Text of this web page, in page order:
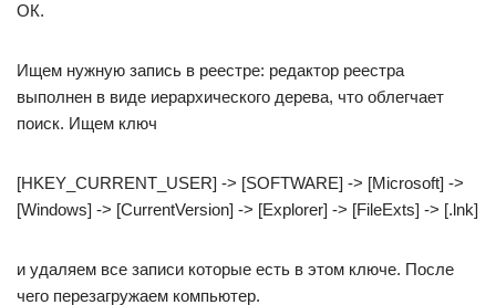
ОК.
Ищем нужную запись в реестре: редактор реестра
выполнен в виде иерархического дерева, что облегчает
поиск. Ищем ключ
[HKEY_CURRENT_USER] -> [SOFTWARE] -> [Microsoft] ->
[Windows] -> [CurrentVersion] -> [Explorer] -> [FileExts] -> [.lnk]
и удаляем все записи которые есть в этом ключе. После
чего перезагружаем компьютер.